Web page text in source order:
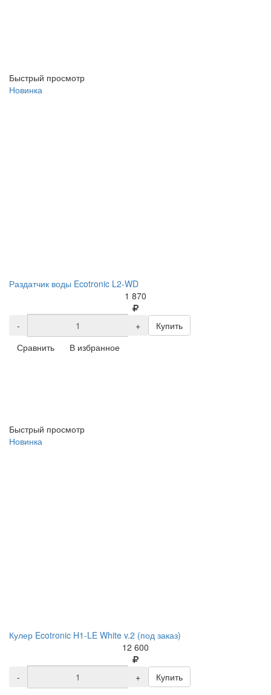
Быстрый просмотр
Новинка
Раздатчик воды Ecotronic L2-WD
1 870
- +
Купить
Сравнить
В избранное
Быстрый просмотр
Новинка
Кулер Ecotronic H1-LE White v.2 (под заказ)
12 600
- +
Купить